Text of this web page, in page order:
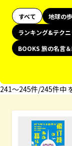
すべて 地球の
ランキング&テク
BOOKS 旅の名言
241〜245件/245件中